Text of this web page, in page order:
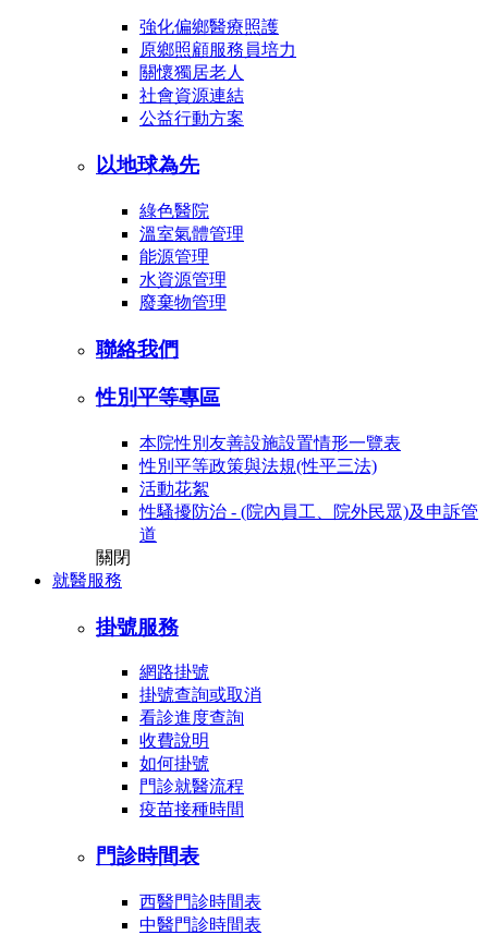
強化偏鄉醫療照護
原鄉照顧服務員培力
關懷獨居老人
社會資源連結
公益行動方案
以地球為先
綠色醫院
溫室氣體管理
能源管理
水資源管理
廢棄物管理
聯絡我們
性別平等專區
本院性別友善設施設置情形一覽表
性別平等政策與法規(性平三法)
活動花絮
性騷擾防治 - (院內員工、院外民眾)及申訴管
道
關閉
就醫服務
掛號服務
網路掛號
掛號查詢或取消
看診進度查詢
收費說明
如何掛號
門診就醫流程
疫苗接種時間
門診時間表
西醫門診時間表
中醫門診時間表